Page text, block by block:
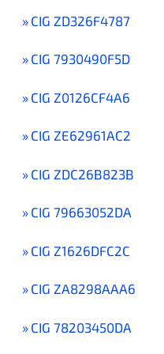
CIG ZD326F4787
CIG 7930490F5D
CIG Z0126CF4A6
CIG ZE62961AC2
CIG ZDC26B823B
CIG 79663052DA
CIG Z1626DFC2C
CIG ZA8298AAA6
CIG 78203450DA